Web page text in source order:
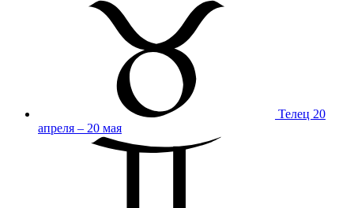
Телец 20
апреля – 20 мая